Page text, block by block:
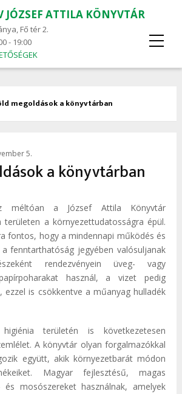
JÓZSEF ATTILA KÖNYVTÁR
Fő tér 2.
- 19:00
megoldások a könyvtárban
5.
a könyvtárban
méltóan a József Attila Könyvtár
területen a környezettudatosságra épül.
fontos, hogy a mindennapi működés és
fenntarthatóság jegyében valósuljanak
rendezvényein üveg- vagy
használ, a vizet pedig
ezzel is csökkentve a műanyag hulladék
területén is következetesen
A könyvtár olyan forgalmazókkal
együtt, akik környezetbarát módon
Magyar fejlesztésű, magas
mosószereket használnak, amelyek